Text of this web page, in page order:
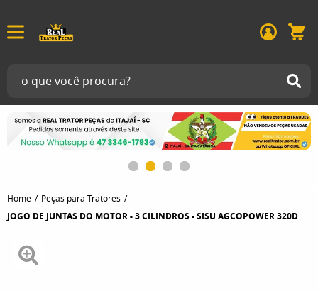
Home Peças para Tratores
JOGO DE JUNTAS DO MOTOR - 3 CILINDROS - SISU AGCOPOWER 320D